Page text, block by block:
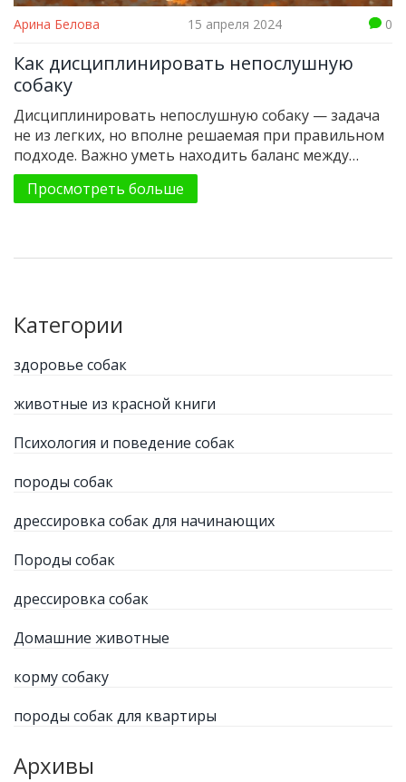
Арина Белова 15 апреля 2024 0
Как дисциплинировать непослушную
собаку
Дисциплинировать непослушную собаку — задача
не из легких, но вполне решаемая при правильном
подходе. Важно уметь находить баланс между
строгостью и любовью, чтобы ваша собака не
боялась, но уважала вас как хозяина. В статье
как избежать частых ошибок. Узнайте, как с
собаки.
Просмотреть больше
Категории
здоровье собак
животные из красной книги
Психология и поведение собак
породы собак
дрессировка собак для начинающих
Породы собак
дрессировка собак
Домашние животные
корму собаку
породы собак для квартиры
Архивы